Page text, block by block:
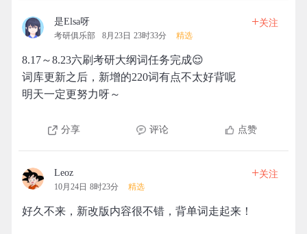
是Elsa呀
考研俱乐部 8月23日 23时33分 精选
+关注
8.17～8.23六刷考研大纲词任务完成😌
词库更新之后，新增的220词有点不太好背呢
明天一定更努力呀～
分享 评论 点赞
Leoz
10月24日 8时23分 精选
+关注
好久不来，新改版内容很不错，背单词走起来！